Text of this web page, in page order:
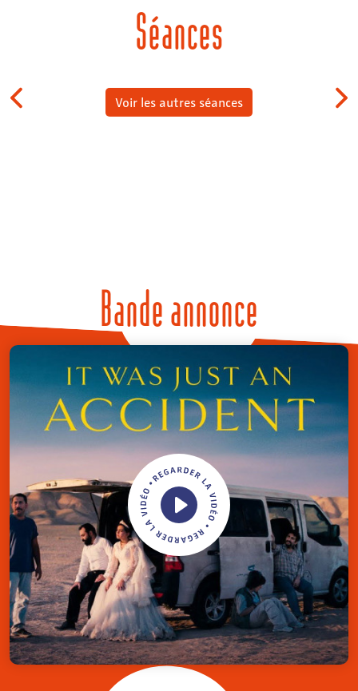
Séances
Voir les autres séances
Bande annonce